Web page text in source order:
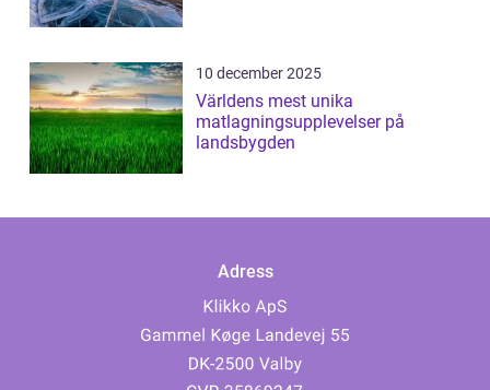
10 december 2025
Världens mest unika
matlagningsupplevelser på
landsbygden
Adress